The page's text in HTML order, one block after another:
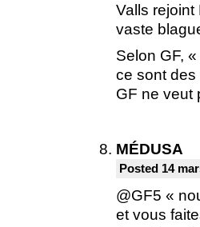
Valls
vaste
Selon GF,
ce sont des
GF ne veut
MÉDUSA
Posted 14
@GF5 «
et vous